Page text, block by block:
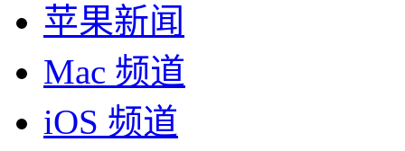
苹果新闻
Mac 频道
iOS 频道